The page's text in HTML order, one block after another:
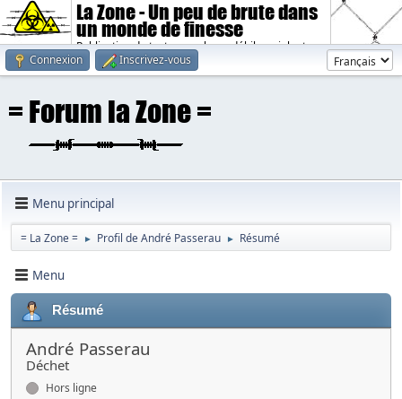
La Zone - Un peu de brute dans
un monde de finesse
Publication de textes sombres, débiles, violents.
Connexion
Inscrivez-vous
Menu principal
= La Zone = ► Profil de André Passerau ► Résumé
Menu
Résumé
André Passerau
Déchet
Hors ligne